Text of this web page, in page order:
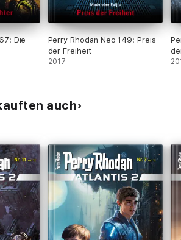
Die
Perry Rhodan Neo 149: Preis
der Freiheit
2017
auch